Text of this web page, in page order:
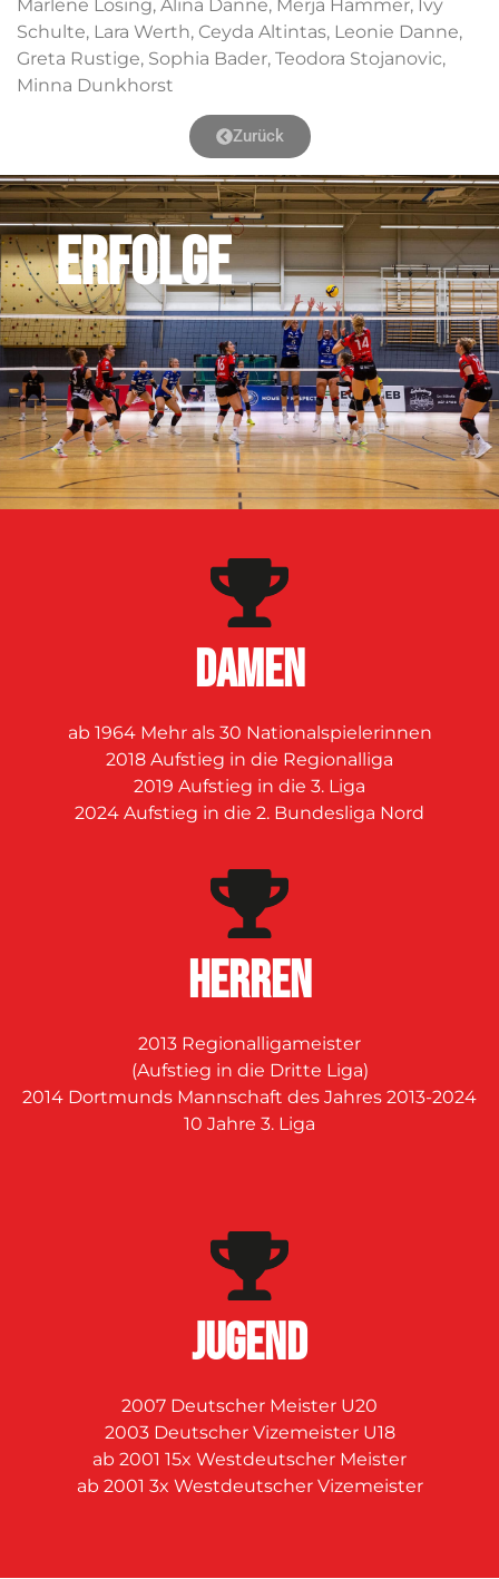
Marlene Lösing, Alina Danne, Merja Hammer, Ivy
Schulte, Lara Werth, Ceyda Altintas, Leonie Danne,
Greta Rustige, Sophia Bader, Teodora Stojanovic,
Minna Dunkhorst
Zurück
ERFOLGE
DAMEN
ab 1964 Mehr als 30 Nationalspielerinnen
2018 Aufstieg in die Regionalliga
2019 Aufstieg in die 3. Liga
2024 Aufstieg in die 2. Bundesliga Nord
Herren
2013 Regionalligameister
(Aufstieg in die Dritte Liga)
2014 Dortmunds Mannschaft des Jahres 2013-2024
10 Jahre 3. Liga
JUGEND
2007 Deutscher Meister U20
2003 Deutscher Vizemeister U18
ab 2001 15x Westdeutscher Meister
ab 2001 3x Westdeutscher Vizemeister